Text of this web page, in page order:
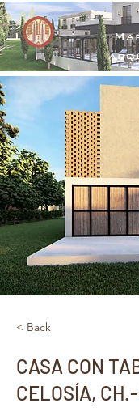
< Back
CASA CON
CELOSÍA,